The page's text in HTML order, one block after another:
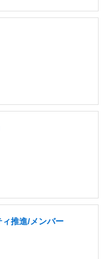
推進/メンバー